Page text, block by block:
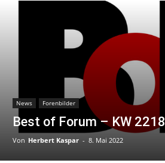
News Forenbilder
Best of Forum – KW 2218
Von Herbert Kaspar - 8. Mai 2022